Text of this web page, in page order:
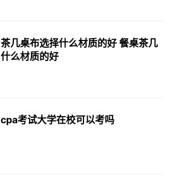
茶几桌布选择什么材质的好 餐桌茶几
什么材质的好
cpa考试大学在校可以考吗